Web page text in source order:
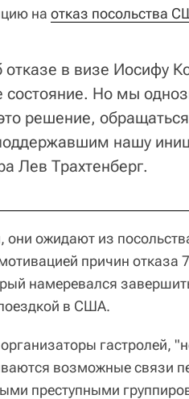
на отказ посольства
отказе в визе Иосифу
состояние. Но мы
решение,
нашу
Лев Трахтенберг.
они ожидают из
причин отказа
намеревался
в США.
гастролей,
возможные связи
преступными